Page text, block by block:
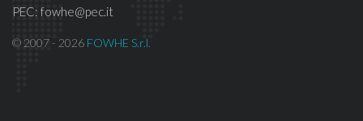
PEC: fowhe@pec.it
© 2007 - 2026 FOWHE S.r.l.